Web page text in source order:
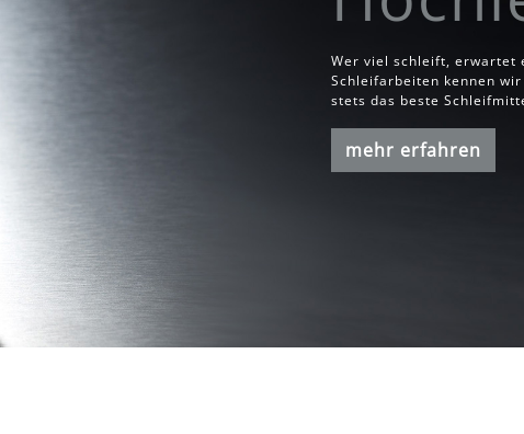
Wer viel schleift, erwartet
Schleifarbeiten kennen
stets das beste
mehr erfahren